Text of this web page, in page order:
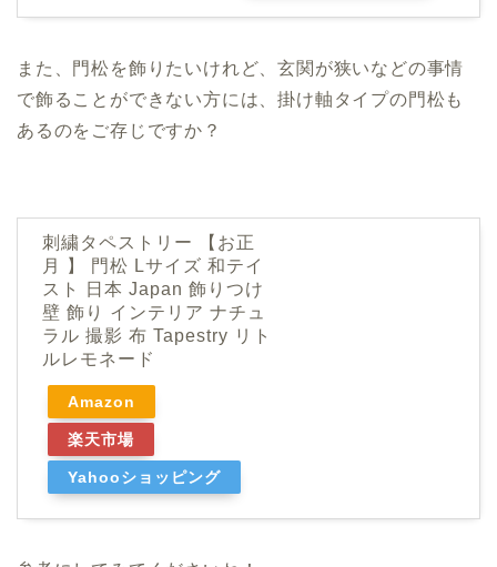
また、門松を飾りたいけれど、玄関が狭いなどの事情
で飾ることができない方には、掛け軸タイプの門松も
あるのをご存じですか？
刺繍タペストリー 【お正
月 】 門松 Lサイズ 和テイ
スト 日本 Japan 飾りつけ
壁 飾り インテリア ナチュ
ラル 撮影 布 Tapestry リト
ルレモネード
Amazon
楽天市場
Yahooショッピング